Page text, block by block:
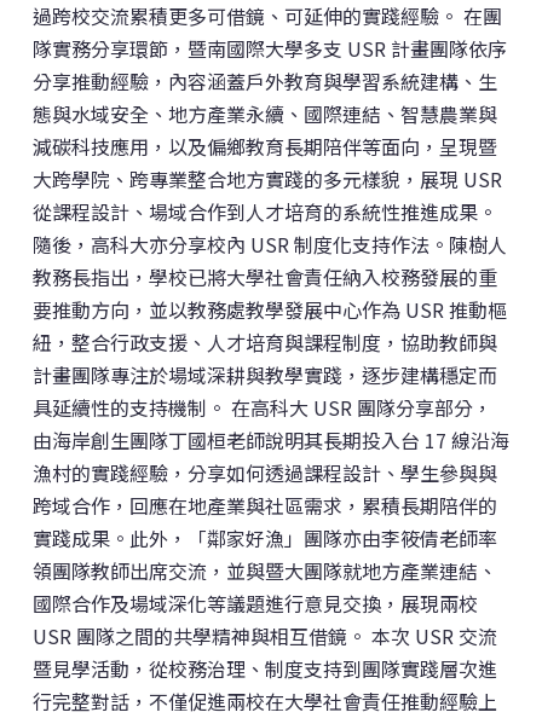
過跨校交流累積更多可借鏡、可延伸的實踐經驗。 在團
隊實務分享環節，暨南國際大學多支 USR 計畫團隊依序
分享推動經驗，內容涵蓋戶外教育與學習系統建構、生
態與水域安全、地方產業永續、國際連結、智慧農業與
減碳科技應用，以及偏鄉教育長期陪伴等面向，呈現暨
大跨學院、跨專業整合地方實踐的多元樣貌，展現 USR
從課程設計、場域合作到人才培育的系統性推進成果。
隨後，高科大亦分享校內 USR 制度化支持作法。陳樹人
教務長指出，學校已將大學社會責任納入校務發展的重
要推動方向，並以教務處教學發展中心作為 USR 推動樞
紐，整合行政支援、人才培育與課程制度，協助教師與
計畫團隊專注於場域深耕與教學實踐，逐步建構穩定而
具延續性的支持機制。 在高科大 USR 團隊分享部分，
由海岸創生團隊丁國桓老師說明其長期投入台 17 線沿海
漁村的實踐經驗，分享如何透過課程設計、學生參與與
跨域合作，回應在地產業與社區需求，累積長期陪伴的
實踐成果。此外，「鄰家好漁」團隊亦由李筱倩老師率
領團隊教師出席交流，並與暨大團隊就地方產業連結、
國際合作及場域深化等議題進行意見交換，展現兩校
USR 團隊之間的共學精神與相互借鏡。 本次 USR 交流
暨見學活動，從校務治理、制度支持到團隊實踐層次進
行完整對話，不僅促進兩校在大學社會責任推動經驗上